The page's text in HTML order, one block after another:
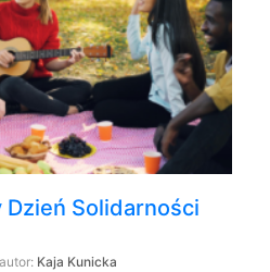
Solidarności
autor: Kaja Kunicka